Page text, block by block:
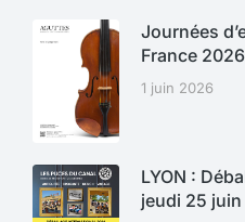
Journées
France
1 juin 2026
LYON :
jeudi 25 juin